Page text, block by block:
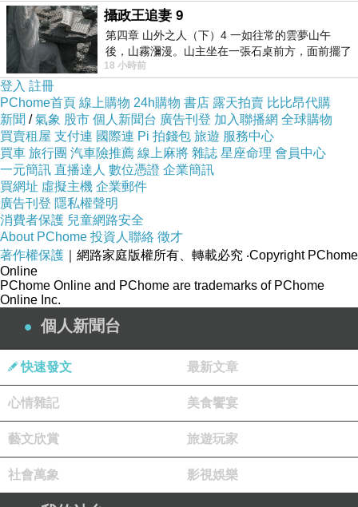
在犯罪邊緣，一步步抓取自己的生存空間。也在
當中看到處在上流階層的盲目，侷限，以及可怕
的歧視。
因此當成災的雨侵襲而來時，如同剝除那些偽裝
的外衣，每個人都赤裸裸地一覽無遺，上流階層
的夫妻也有原始的慾望，與低俗的想法；而下層
的那一家人，也被大雨打醒，那些偽裝都是虛幻
地，原來的他們就像是四處竄逃的老鼠，不只無
家可歸，更無力反抗。看看女兒回到已經淹沒的
家中廁所，忙亂地壓住亂噴糞水的馬桶，我們看
到她奮力地想要把廁所天花板的一個東西拿下
攝政王追妻 9
第四章 山外之人（下）4 一如往常的雲夢山午
後，山霧瀰漫。山主坐在一張石桌前方，面前擺了
一盤未下完的棋盤，還有一壺茶與兩只冒
18 小時前
登入 註冊
PChome首頁 線上購物 24h購物 書店 露天拍賣 比比昂代購
新聞 /氣象 股市 個人新聞台 廣告刊登 加入聯播網 全球購物
買賣租屋 支付連 國際連 Pi 拍錢包 旅遊 服務中心
買車 旅行團 汽車險推薦 線上麻將 雜誌 星座命理 會員中心
一元簡訊 直播達人 數位憑證 企業簡訊
買網址 虛擬主機 企業郵件
廣告刊登 隱私權聲明
消費者保護 兒童網路安全
About PChome 投資人聯絡 徵才
著作權保護 ｜網路家庭版權所有、轉載必究 ‧Copyright PChome
Online
PChome Online and PChome are trademarks of PChome
Online Inc.
個人新聞台
快速發文 最新文章
心情雜記 美食饗宴
藝文欣賞 旅遊玩家
社會萬象 影視娛樂